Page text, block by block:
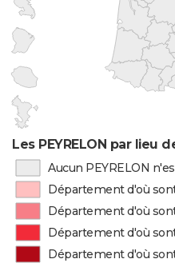
Les PEYRELON par lieu
Aucun PEYRELON
Département d'où
Département d'où
Département d'où
Département d'où